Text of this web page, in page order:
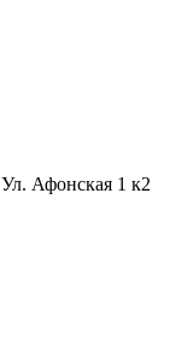
Ул. Афонская 1 к2